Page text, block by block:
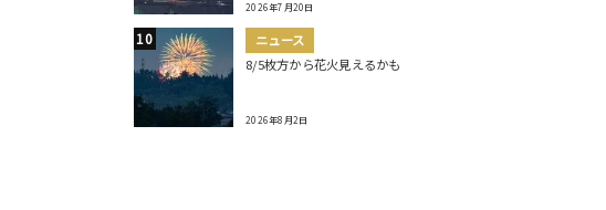
2026年7月20日
ニュース
8/5枚方から花火見えるかも
2026年8月2日